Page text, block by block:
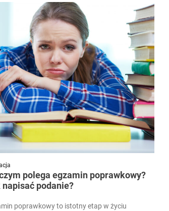
polega egzamin poprawkowy?
napisać podanie?
poprawkowy to istotny etap w życiu